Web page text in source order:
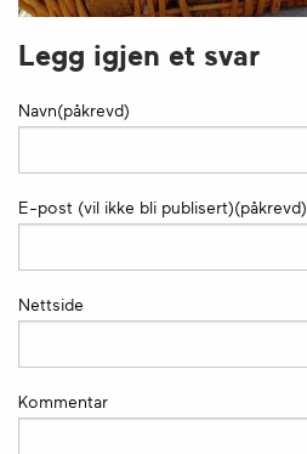
Legg igjen et svar
Navn(påkrevd)
E-post (vil ikke bli publisert)(påkrevd)
Nettside
Kommentar